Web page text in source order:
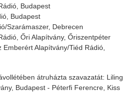
Budapest
Budapest
Szarámaszer, Debrecen
Őri Alapítvány, Őriszentpéter
Alapítvány/Tiéd Rádió,
átruházta szavazatát: Liling
Budapest - Péterfi Ferencre, Kiss